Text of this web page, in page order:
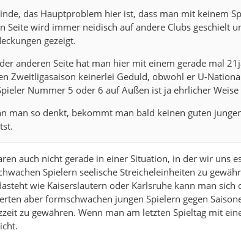
das Hauptproblem hier ist, dass man mit keinem
Seite wird immer neidisch auf andere Clubs geschielt
gezeigt.
anderen Seite hat man hier mit einem gerade mal
Zweitligasaison keinerlei Geduld, obwohl er U-
Nummer 5 oder 6 auf Außen ist ja ehrlicher Weise
man so denkt, bekommt man bald keinen guten
auch nicht gerade in einer Situation, in der wir uns
Spielern seelische Streicheleinheiten zu
wie Kaiserslautern oder Karlsruhe kann man sich
aber formschwachen jungen Spielern gegen
zu gewähren. Wenn man am letzten Spieltag mit